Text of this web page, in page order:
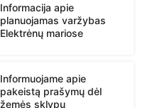
Informacija apie
planuojamas varžybas
Elektrėnų mariose
Informuojame apie
pakeistą prašymų dėl
žemės sklypų